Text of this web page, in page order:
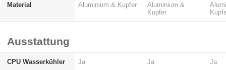
Material Aluminium & Kupfer
Aluminium &
Kupfer
Ausstattung
CPU Wasserkühler Ja Ja Ja